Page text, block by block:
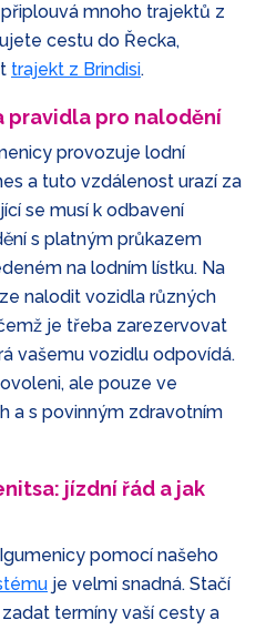
mnoho trajektů z
cestu do Řecka,
trajekt z Brindisi.
pravidla pro nalodění
provozuje lodní
a tuto vzdálenost urazí za
se musí k odbavení
s platným průkazem
na lodním lístku. Na
nalodit vozidla různých
je třeba zarezervovat
vašemu vozidlu odpovídá.
ale pouze ve
a s povinným zdravotním
jízdní řád a jak
pomocí našeho
je velmi snadná. Stačí
termíny vaší cesty a